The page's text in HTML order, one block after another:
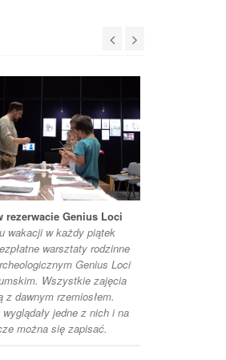
rezerwacie Genius Loci
wakacji w każdy piątek
warsztaty rodzinne
Genius Loci
Wszystkie zajęcia
z dawnym rzemiosłem.
jedne z nich i na
można się zapisać.